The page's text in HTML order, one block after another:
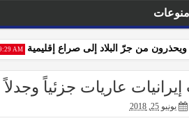
منوعات
09:29 AM من جرّ البلاد إلى صراع إقليمية
يونيو 25, 2018